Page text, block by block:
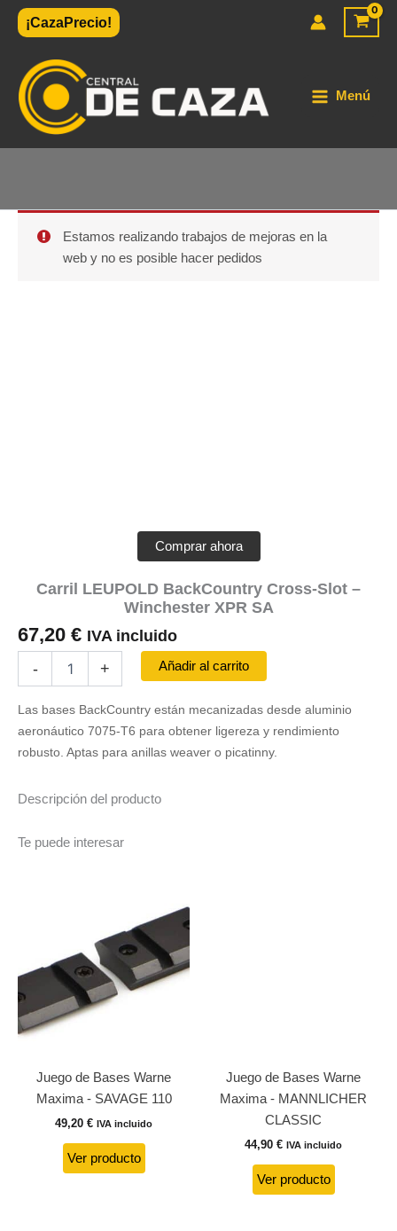
¡CazaPrecio!
Menú
Estamos realizando trabajos de mejoras en la
web y no es posible hacer pedidos
Comprar ahora
Carril LEUPOLD BackCountry Cross-Slot –
Winchester XPR SA
67,20 € IVA incluido
-
LEUPOLD
Cross-
Slot
-
SA
+ Añadir al carrito
Las bases BackCountry están mecanizadas desde aluminio
aeronáutico 7075-T6 para obtener ligereza y rendimiento
robusto. Aptas para anillas weaver o picatinny.
Descripción del producto
Te puede interesar
Juego de Bases Warne
Maxima - SAVAGE 110
49,20 € IVA incluido
Ver producto
Juego de Bases Warne
Maxima - MANNLICHER
CLASSIC
44,90 € IVA incluido
Ver producto